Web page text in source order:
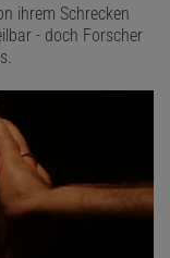
ihrem Schrecken
- doch Forscher